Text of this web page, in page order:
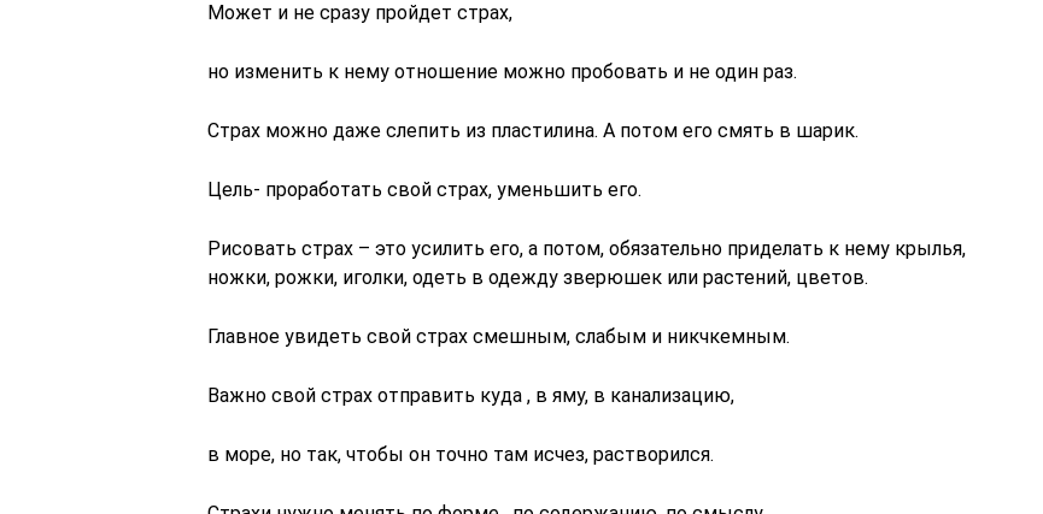
Может и не сразу пройдет страх,
но изменить к нему отношение можно пробовать и не один раз.
Страх можно даже слепить из пластилина. А потом его смять в шарик.
Цель- проработать свой страх, уменьшить его.
Рисовать страх – это усилить его, а потом, обязательно приделать к нему крылья,
ножки, рожки, иголки, одеть в одежду зверюшек или растений, цветов.
Главное увидеть свой страх смешным, слабым и никчкемным.
Важно свой страх отправить куда , в яму, в канализацию,
в море, но так, чтобы он точно там исчез, растворился.